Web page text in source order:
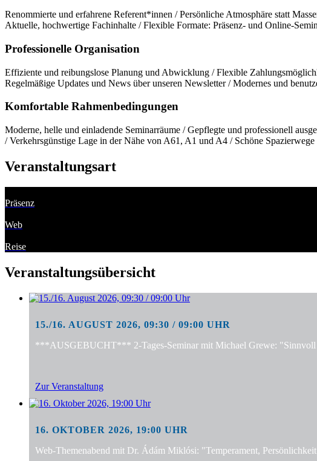
Renommierte und erfahrene Referent*innen / Persönliche Atmosphäre statt
Aktuelle, hochwertige Fachinhalte / Flexible Formate: Präsenz- und Online-
Professionelle Organisation
Effiziente und reibungslose Planung und Abwicklung / Flexible
Regelmäßige Updates und News über unseren Newsletter / Modernes und
Komfortable Rahmenbedingungen
Moderne, helle und einladende Seminarräume / Gepflegte und professionell
/ Verkehrsgünstige Lage in der Nähe von A61, A1 und A4 / Schöne
Veranstaltungsart
Präsenz
Web
Reise
Veranstaltungsübersicht
15./16. AUGUST 2026, 09:30 / 09:00 UHR
***AUSGEBUCHT*** 2-Tages-Seminar mit Michael Grewe: "Sinnvoll
Zur Veranstaltung
16. OKTOBER 2026, 19:00 UHR
Web-Themenabend mit Dr. Ádám Miklósi: "Temperament,